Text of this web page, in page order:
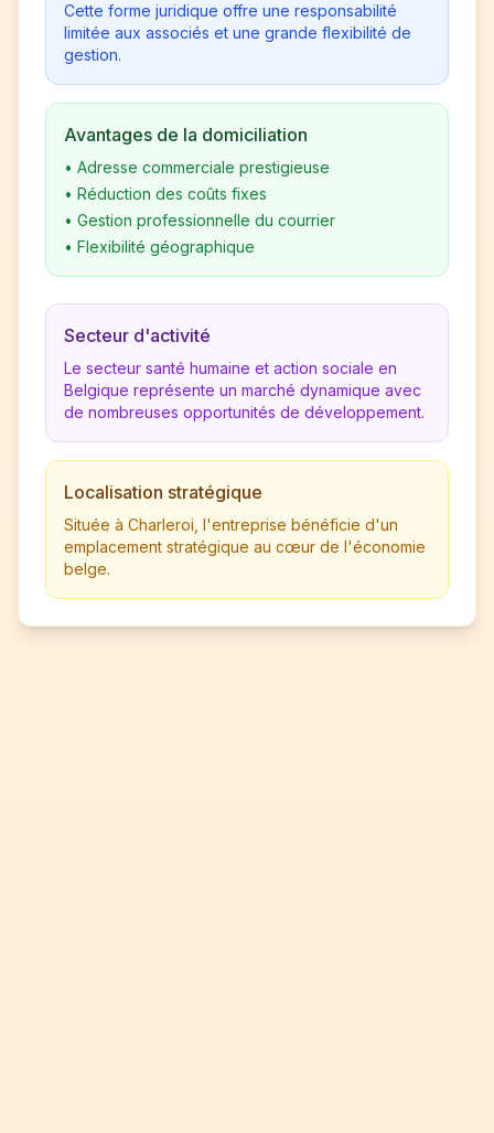
Cette forme juridique offre une responsabilité
limitée aux associés et une grande flexibilité de
gestion.
Avantages de la domiciliation
• Adresse commerciale prestigieuse
• Réduction des coûts fixes
• Gestion professionnelle du courrier
• Flexibilité géographique
Secteur d'activité
Le secteur santé humaine et action sociale en
Belgique représente un marché dynamique avec
de nombreuses opportunités de développement.
Localisation stratégique
Située à Charleroi, l'entreprise bénéficie d'un
emplacement stratégique au cœur de l'économie
belge.